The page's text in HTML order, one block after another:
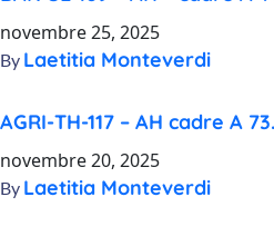
novembre 25, 2025
By Laetitia Monteverdi
AGRI-TH-117 – AH cadre A
novembre 20, 2025
By Laetitia Monteverdi